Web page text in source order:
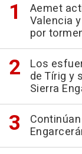
Aemet
Valencia
por
Los
de Tírig y
Sierra